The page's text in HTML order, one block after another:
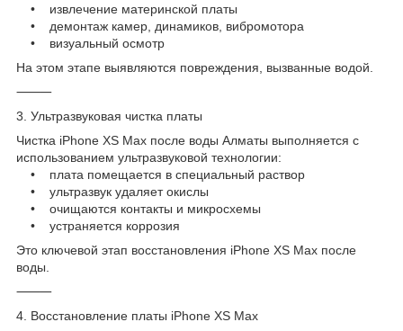
• извлечение материнской платы
• демонтаж камер, динамиков, вибромотора
• визуальный осмотр
На этом этапе выявляются повреждения, вызванные водой.
⸻
3. Ультразвуковая чистка платы
Чистка iPhone XS Max после воды Алматы выполняется с
использованием ультразвуковой технологии:
• плата помещается в специальный раствор
• ультразвук удаляет окислы
• очищаются контакты и микросхемы
• устраняется коррозия
Это ключевой этап восстановления iPhone XS Max после
воды.
⸻
4. Восстановление платы iPhone XS Max